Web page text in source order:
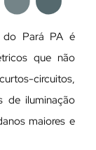
do Pará PA é
que não
circuitos,
de iluminação
maiores e